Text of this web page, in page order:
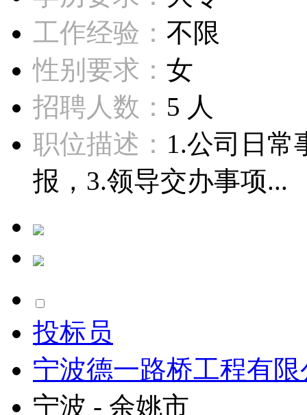
工作经验： 不限
性别要求： 女
招聘人数： 5 人
职位描述： 1.公司日常
报，3.领导交办事项...
投标员
宁波德一路桥工程有限
宁波 - 余姚市